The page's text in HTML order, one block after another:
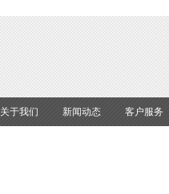
关于我们 新闻动态 客户服务